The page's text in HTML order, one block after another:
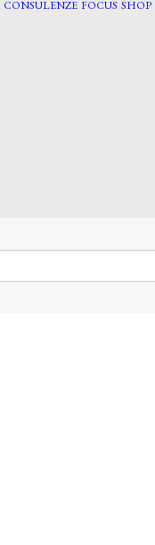
CONSULENZE FOCUS SHOP